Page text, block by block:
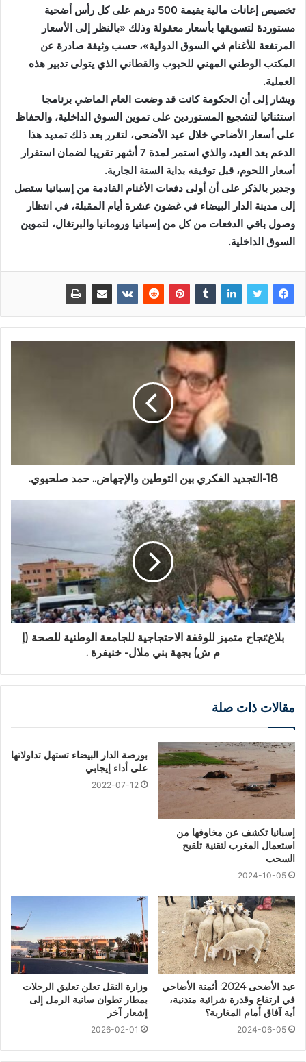
تخصيص إعانات مالية بقيمة 500 درهم على كل رأس أضحية
مستوردة لتسويقها بأسعار معقولة وذلك «بالنظر إلى الأسعار
المرتفعة للأغنام في السوق الدولية»، حسب وثيقة صادرة عن
المكتب الوطني المهني للحبوب والقطاني الذي يتولى تدبير هذه
العملية.
ويشار إلى أن الحكومة كانت قد وضعت العام الماضي برنامجا
استثنائيا لتشجيع المستوردين على تموين السوق الداخلية، والحفاظ
على أسعار الأضاحي خلال عيد الأضحى، لتقرر بعد ذلك تمديد هذا
الدعم بعد العيد، والذي استمر لمدة 7 أشهر تقريبا لضمان استقرار
أسعار اللحوم، قبل توقيفه بداية السنة الجارية.
وجدير بالذكر على أن أولى دفعات الأغنام القادمة من إسبانيا ستصل
إلى مدينة الدار البيضاء في غضون عشرة أيام المقبلة، في انتظار
وصول باقي الدفعات من كل من إسبانيا ورومانيا والبرتغال، لتموين
السوق الداخلية.
18-التجديد الفكري بين التوطين والإجهاض.. حمد صلحيوي.
بلاغ:نجاح متميز للوقفة الاحتجاجية للجامعة الوطنية للصحة (إ
م ش) بجهة بني ملال- خنيفرة .
مقالات ذات صلة
إسبانيا تكشف عن مخاوفها من
استعمال المغرب لتقنية تلقيح
السحب
2024-10-05
بورصة الدار البيضاء تستهل تداولاتها
على أداء إيجابي
2022-07-12
عيد الأضحى 2024: أثمنة الأضاحي
في ارتفاع وقدرة شرائية متدنية،
أية آفاق أمام المغاربة؟
2024-06-05
وزارة النقل تعلن تعليق الرحلات
بمطار تطوان سانية الرمل إلى
إشعار آخر
2026-02-01